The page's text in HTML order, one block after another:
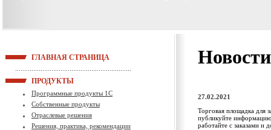
ГЛАВНАЯ СТРАНИЦА
ПРОДУКТЫ
Программные продукты 1С
Собственные продукты
Отраслевые решения
Решения, практика, рекомендации
27.02.2021
Торговая площадка для
публикуйте
работайте с заказами и